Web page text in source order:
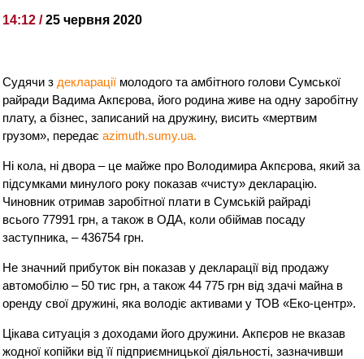
14:12 /25 червня 2020
Судячи з декларації молодого та амбітного голови Сумської
райради Вадима Акпєрова, його родина живе на одну заробітну
плату, а бізнес, записаний на дружину, висить «мертвим
грузом», передаєazimuth.sumy.ua.
Ні кола, ні двора – це майже про Володимира Акпєрова, який за
підсумками минулого року показав «чисту» декларацію.
Чиновник отримав заробітної плати в Сумській райраді
всього 77991 грн, а також в ОДА, коли обіймав посаду
заступника, – 436754 грн.
Не значний прибуток він показав у декларації від продажу
автомобілю – 50 тис грн, а також 44 775 грн від здачі майна в
оренду свої дружині, яка володіє активами у ТОВ «Еко-центр».
Цікава ситуація з доходами його дружини. Акпєров не вказав
жодної копійки від її підприємницької діяльності, зазначивши